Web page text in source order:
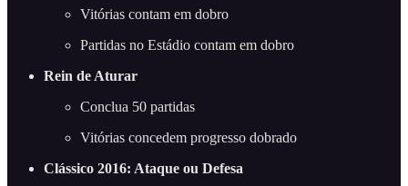
Vitórias contam em dobro
Partidas no Estádio contam em dobro
Rein de Aturar
Conclua 50 partidas
Vitórias concedem progresso dobrado
Clássico 2016: Ataque ou Defesa